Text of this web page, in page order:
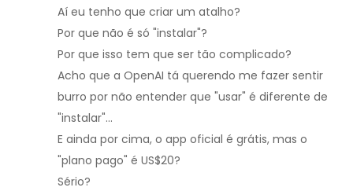
Aí eu tenho que criar um atalho?
Por que não é só "instalar"?
Por que isso tem que ser tão complicado?
Acho que a OpenAI tá querendo me fazer sentir
burro por não entender que "usar" é diferente de
"instalar"...
E ainda por cima, o app oficial é grátis, mas o
"plano pago" é US$20?
Sério?